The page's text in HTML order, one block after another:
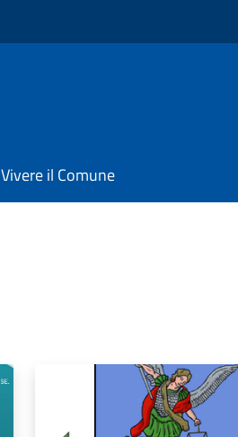
Vivere il Comune